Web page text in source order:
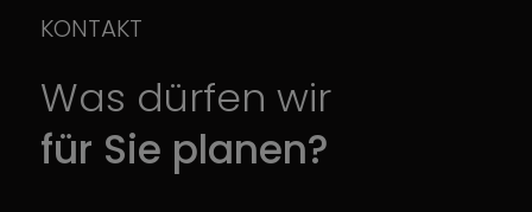
KONTAKT
Was dürfen wir
für Sie planen?